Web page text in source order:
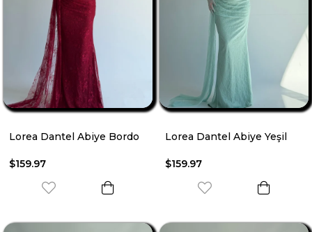
Lorea Dantel Abiye Bordo
$159.97
Lorea Dantel Abiye Yeşil
$159.97